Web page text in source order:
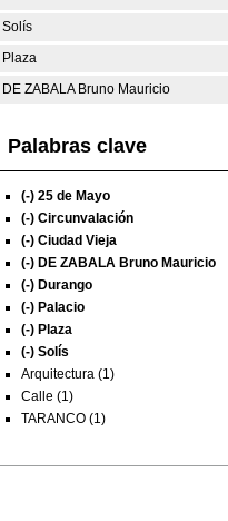
Solís
Plaza
DE ZABALA Bruno Mauricio
Palabras clave
(-) 25 de Mayo
(-) Circunvalación
(-) Ciudad Vieja
(-) DE ZABALA Bruno Mauricio
(-) Durango
(-) Palacio
(-) Plaza
(-) Solís
Arquitectura (1)
Calle (1)
TARANCO (1)